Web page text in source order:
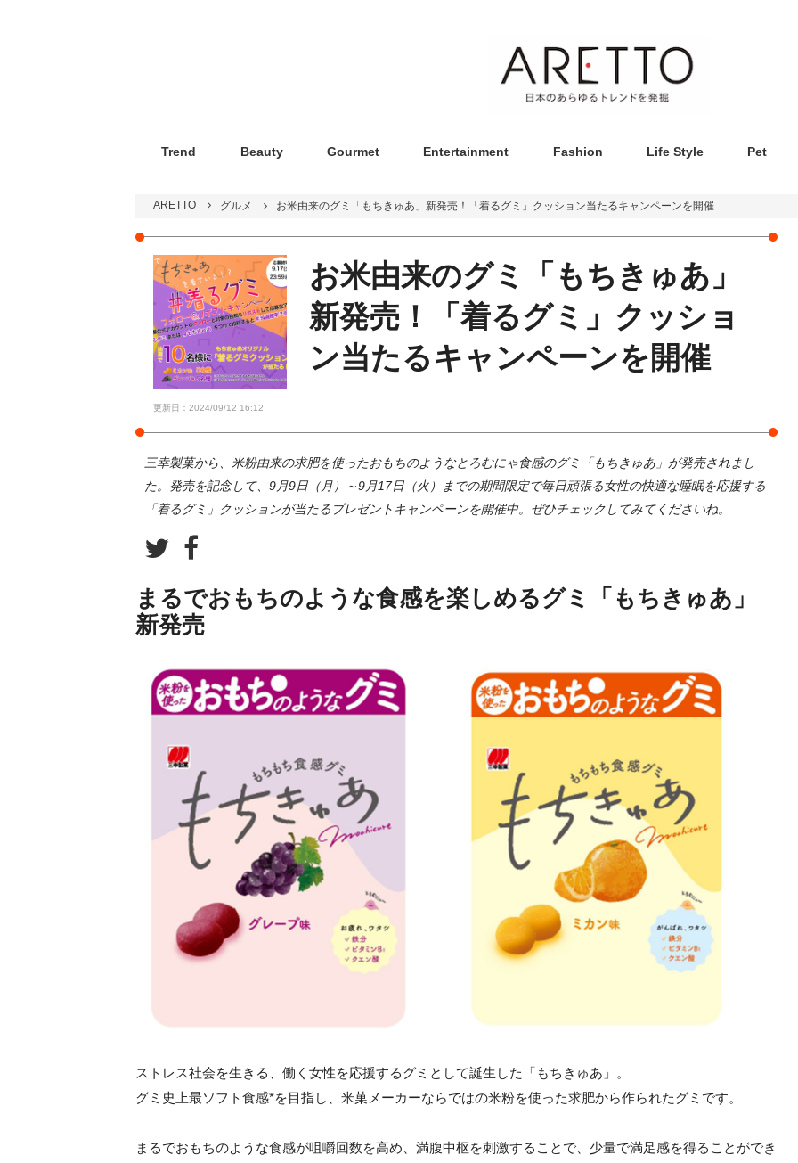
Trend Beauty Gourmet Entertainment Fashion Life Style Pet
ARETTO グルメ お米由来のグミ「もちきゅあ」新発売！「着るグミ」クッション当たるキャンペーンを開催
お米由来のグミ「もちきゅあ」
新発売！「着るグミ」クッショ
ン当たるキャンペーンを開催
更新日：2024/09/12 16:12
三幸製菓から、米粉由来の求肥を使ったおもちのようなとろむにゃ食感のグミ「もちきゅあ」が発売されまし
た。発売を記念して、9月9日（月）～9月17日（火）までの期間限定で毎日頑張る女性の快適な睡眠を応援する
「着るグミ」クッションが当たるプレゼントキャンペーンを開催中。ぜひチェックしてみてくださいね。
まるでおもちのような食感を楽しめるグミ「もちきゅあ」
新発売
ストレス社会を生きる、働く女性を応援するグミとして誕生した「もちきゅあ」。
グミ史上最ソフト食感*を目指し、米菓メーカーならではの米粉を使った求肥から作られたグミです。
まるでおもちのような食感が咀嚼回数を高め、満腹中枢を刺激することで、少量で満足感を得ることができ